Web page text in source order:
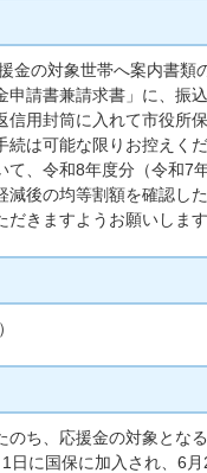
金の対象世帯へ案内書
申請書兼請求書」に、振
信用封筒に入れて市役所
は可能な限りお控えくだ
て、令和8年度分（令和7
減後の均等割額を確認し
きますようお願いします
のち、応援金の対象とな
日に国保に加入され、6